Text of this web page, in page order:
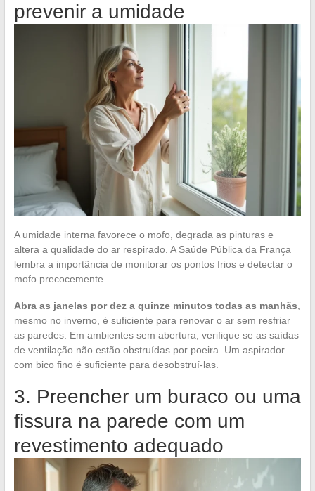
prevenir a umidade
A umidade interna favorece o mofo, degrada as pinturas e
altera a qualidade do ar respirado. A Saúde Pública da França
lembra a importância de monitorar os pontos frios e detectar o
mofo precocemente.
Abra as janelas por dez a quinze minutos todas as manhãs
mesmo no inverno, é suficiente para renovar o ar sem resfriar
as paredes. Em ambientes sem abertura, verifique se as saídas
de ventilação não estão obstruídas por poeira. Um aspirador
com bico fino é suficiente para desobstruí-las.
3. Preencher um buraco ou uma
fissura na parede com um
revestimento adequado